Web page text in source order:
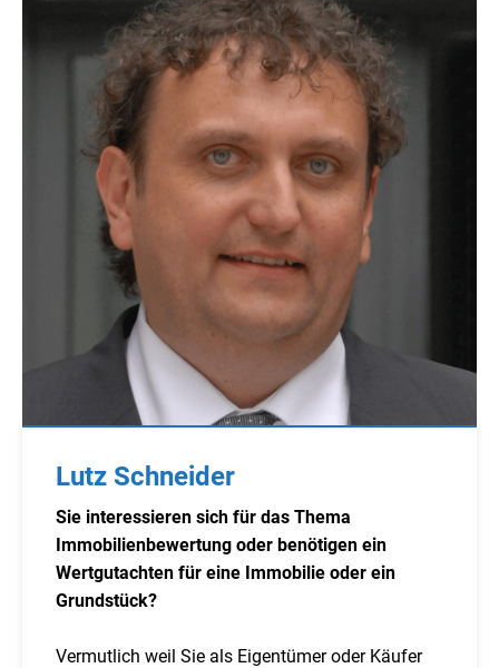
Lutz Schneider
Sie interessieren sich für das Thema
Immobilienbewertung oder benötigen ein
Wertgutachten für eine Immobilie oder ein
Grundstück?
Vermutlich weil Sie als Eigentümer oder Käufer